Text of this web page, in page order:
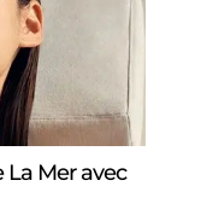
La Mer avec